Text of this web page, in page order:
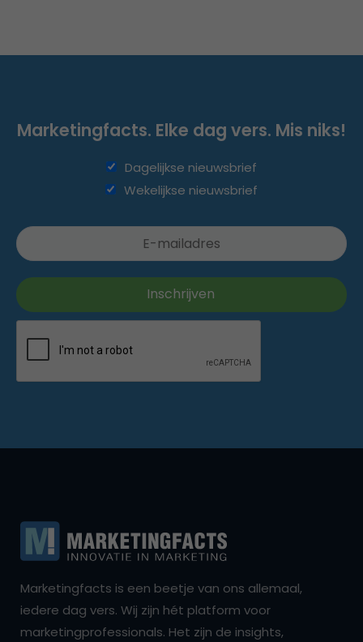
Marketingfacts. Elke dag vers. Mis niks!
Dagelijkse nieuwsbrief
Wekelijkse nieuwsbrief
Marketingfacts is een beetje van ons allemaal,
iedere dag vers. Wij zijn hét platform voor
marketingprofessionals. Het zijn de insights,